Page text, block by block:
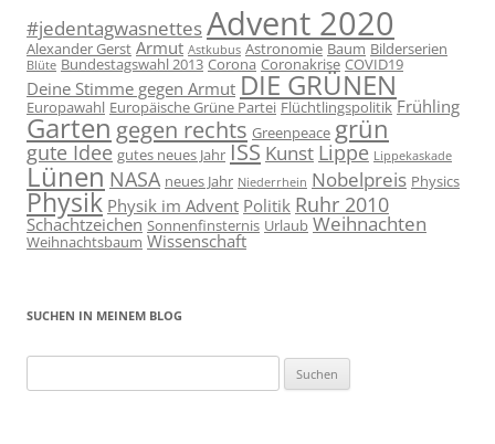
#jedentagwasnettesAdvent 2020
Alexander Gerst Armut Astkubus Astronomie Baum Bilderserien
Blüte Bundestagswahl 2013 Corona Coronakrise COVID19
Deine Stimme gegen Armut DIE GRÜNEN
Europawahl Europäische Grüne Partei Flüchtlingspolitik Frühling
Garten gegen rechts Greenpeace grün
gute Idee gutes neues Jahr ISS Kunst Lippe Lippekaskade
Lünen NASA neues Jahr Niederrhein Nobelpreis Physics
Physik Physik im Advent Politik Ruhr 2010
Schachtzeichen Sonnenfinsternis Urlaub Weihnachten
Weihnachtsbaum Wissenschaft
SUCHEN IN MEINEM BLOG
nach: